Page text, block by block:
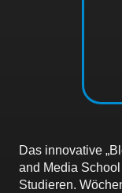
Das innovative
and Media
Studieren.